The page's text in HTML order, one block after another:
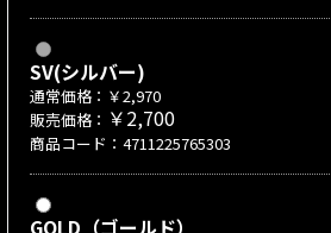
SV(シルバー)
通常価格：￥2,970
販売価格： ￥2,700
商品コード：4711225765303
GOLD（ゴールド）